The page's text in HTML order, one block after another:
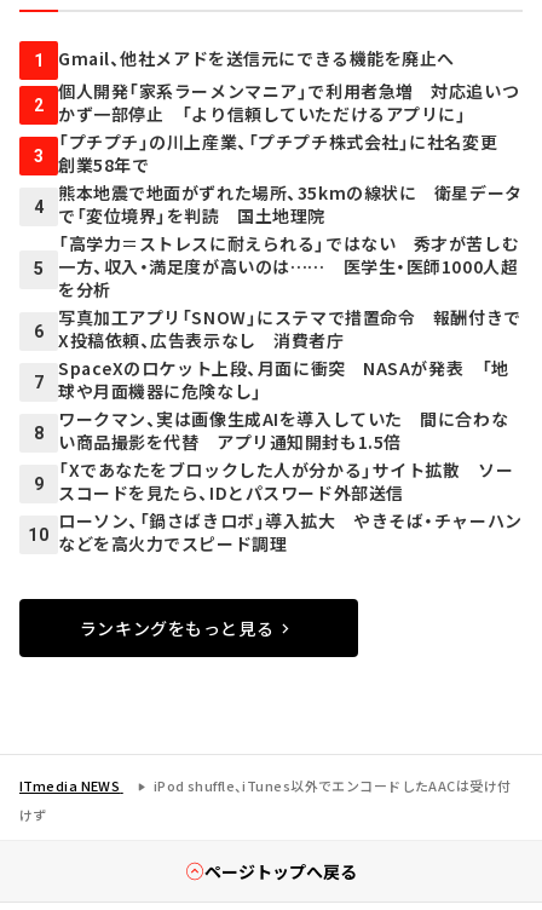
1 Gmail、他社メアドを送信元にできる機能を廃止へ
2
個人開発「家系ラーメンマニア」で利用者急増 対応追いつ
かず一部停止 「より信頼していただけるアプリに」
3
「プチプチ」の川上産業、「プチプチ株式会社」に社名変更
創業58年で
4
熊本地震で地面がずれた場所、35kmの線状に 衛星データ
で「変位境界」を判読 国土地理院
5
「高学力＝ストレスに耐えられる」ではない 秀才が苦しむ
一方、収入・満足度が高いのは…… 医学生・医師1000人超
を分析
6
写真加工アプリ「SNOW」にステマで措置命令 報酬付きで
X投稿依頼、広告表示なし 消費者庁
7
SpaceXのロケット上段、月面に衝突 NASAが発表 「地
球や月面機器に危険なし」
8
ワークマン、実は画像生成AIを導入していた 間に合わな
い商品撮影を代替 アプリ通知開封も1.5倍
9
「Xであなたをブロックした人が分かる」サイト拡散 ソー
スコードを見たら、IDとパスワード外部送信
10
ローソン、「鍋さばきロボ」導入拡大 やきそば・チャーハン
などを高火力でスピード調理
ランキングをもっと見る
ITmedia NEWS
iPod shuffle、iTunes以外でエンコードしたAACは受け付
けず
ページトップへ戻る